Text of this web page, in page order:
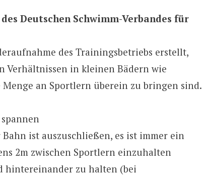
Deutschen Schwimm-Verbandes für
des Trainingsbetriebs erstellt,
Verhältnissen in kleinen Bädern wie
an Sportlern überein zu bringen sind.
ist auszuschließen, es ist immer ein
2m zwischen Sportlern einzuhalten
hintereinander zu halten (bei